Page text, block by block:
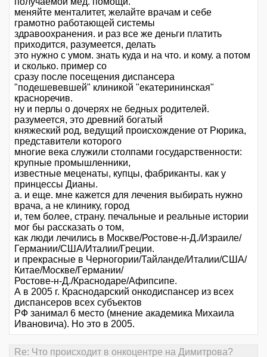
меняйте менталитет, желайте врачам и себе
грамотно работающей системы
здравоохранения. и раз все же деньги платить
приходится, разумеется, делать
это нужно с умом. знать куда и на что. и кому. а потом
и сколько. пример со
сразу после посещения диспансера
"подешевевшей" клиникой "екатерининская"
красноречив.
ну и перлы о дочерях не бедных родителей.
разумеется, это древний богатый
княжеский род, ведущий происхождение от Рюрика,
представители которого
многие века служили столпами государственности:
крупные промышленники,
известные меценаты, купцы, фабриканты. как у
принцессы Дианы.
а. и еще. мне кажется для лечения выбирать нужно
врача, а не клинику, город
и, тем более, страну. печальные и реальные истории
мог бы рассказать о том,
как люди лечились в Москве/Ростове-н-Д./Израиле/
Германии/США/Италии/Греции.
и прекрасные в Черногории/Тайланде/Италии/США/
Китае/Москве/Германии/
Ростове-н-Д./Краснодаре/Афипсипе.
А в 2005 г. Краснодарский онкодиспансер из всех
диспансеров всех субъектов
РФ занимал 6 место (мнение академика Михаила
Ивановича). Но это в 2005.
Re: Что происходит в онкоцентре на Димитрова?